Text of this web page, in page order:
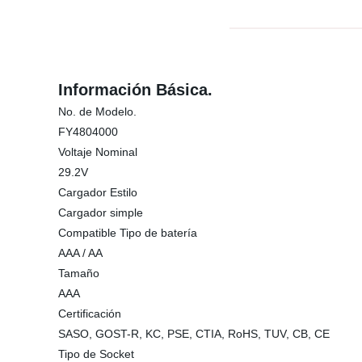
Información Básica.
No. de Modelo.
FY4804000
Voltaje Nominal
29.2V
Cargador Estilo
Cargador simple
Compatible Tipo de batería
AAA / AA
Tamaño
AAA
Certificación
SASO, GOST-R, KC, PSE, CTIA, RoHS, TUV, CB, CE
Tipo de Socket